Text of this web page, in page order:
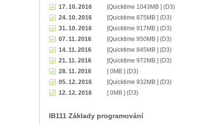
17. 10. 2016
[Quicktime 1043MB ] (D3)
24. 10. 2016
[Quicktime 875MB ] (D3)
31. 10. 2016
[Quicktime 917MB ] (D3)
07. 11. 2016
[Quicktime 950MB ] (D3)
14. 11. 2016
[Quicktime 845MB ] (D3)
21. 11. 2016
[Quicktime 972MB ] (D3)
28. 11. 2016
[ 0MB ] (D3)
05. 12. 2016
[Quicktime 932MB ] (D3)
12. 12. 2016
[ 0MB ] (D3)
IB111 Základy programování